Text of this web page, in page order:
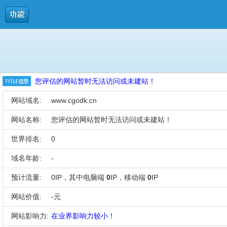
您评估的网站暂时无法访问或未建站！
网站域名: www.cgodk.cn
网站名称: 您评估的网站暂时无法访问或未建站！
世界排名: 0
域名年龄: -
预计流量: 0IP，其中电脑端 0IP，移动端 0IP
网站价值: -元
网站影响力: 在业界影响力较小！